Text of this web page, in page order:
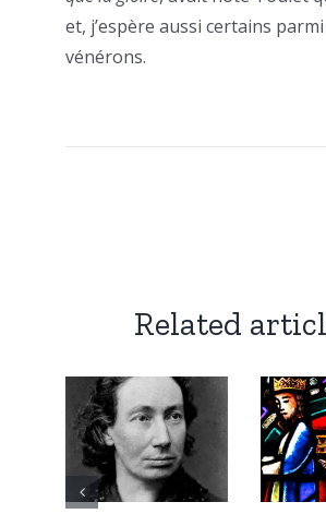
et, j’espère aussi certains
vénérons.
Related